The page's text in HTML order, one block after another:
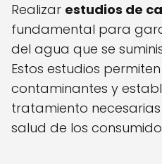
Realizar estudios de
fundamental para
del agua que se
Estos estudios
contaminantes y
tratamiento
salud de los